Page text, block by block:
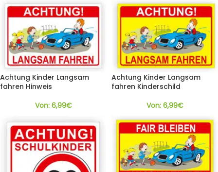
Achtung Kinder Langsam
fahren Hinweis
Von: 6,99€
Achtung Kinder Langsam
fahren Kinderschild
Von: 6,99€